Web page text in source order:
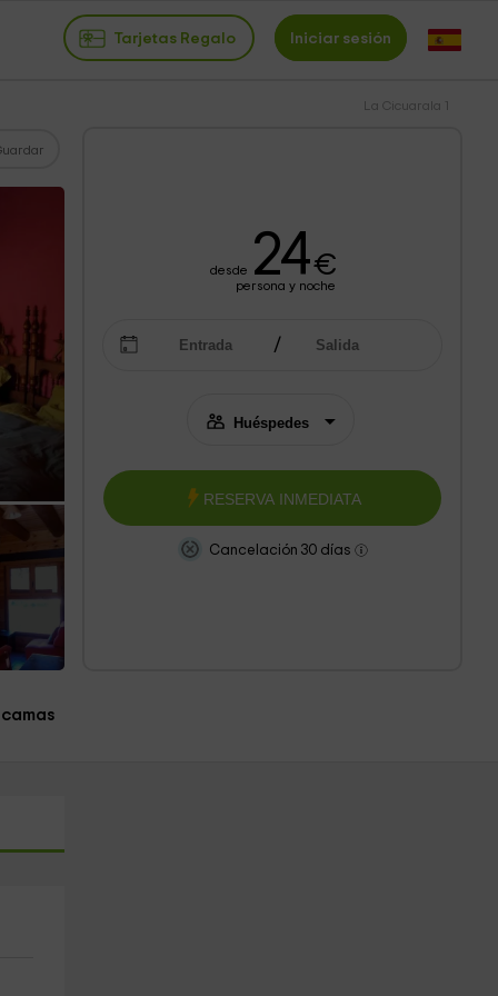
Tarjetas Regalo Iniciar sesión
La Cicuarala 1
desde 24€
persona y noche
RESERVA INMEDIATA
Cancelación 30 días
camas